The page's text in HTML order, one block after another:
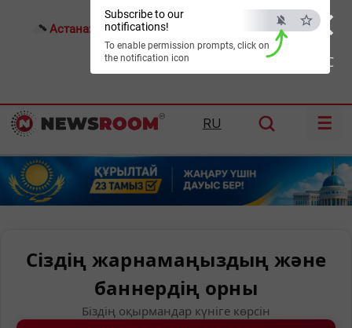
×
ESC
Subscribe to our
notifications!
To enable permission prompts, click on
the notification icon
Астана: 24°C Алматы: Шымкент:33°C
RU ☰
Сіздің жарнамаңыздың және
баннердің орны
Біздің оқырмандар күніге көрсін